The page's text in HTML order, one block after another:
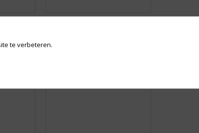
te verbeteren.